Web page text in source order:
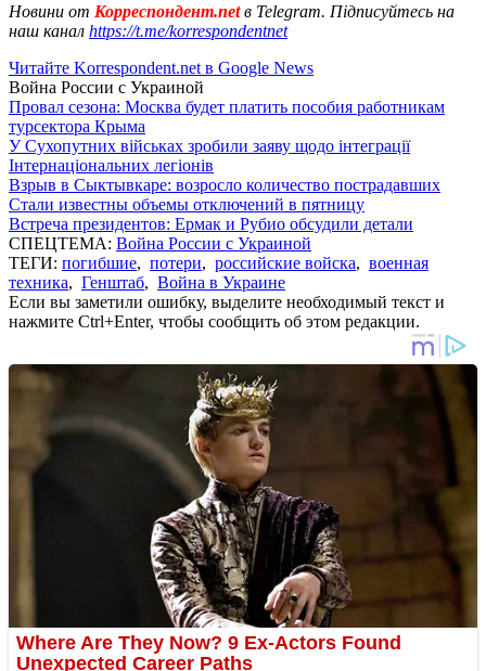
Новини от Корреспондент.netв Telegram. Підписуйтесь на
наш канал https://t.me/korrespondentnet
Читайте Korrespondent.net в Google News
Война России с Украиной
Провал сезона: Москва будет платить пособия работникам
турсектора Крыма
У Сухопутних військах зробили заяву щодо інтеграції
Інтернаціональних легіонів
Взрыв в Сыктывкаре: возросло количество пострадавших
Стали известны объемы отключений в пятницу
Встреча президентов: Ермак и Рубио обсудили детали
СПЕЦТЕМА: Война России с Украиной
ТЕГИ: погибшие, потери, российские войска, военная
техника, Генштаб, Война в Украине
Если вы заметили ошибку, выделите необходимый текст и
нажмите Ctrl+Enter, чтобы сообщить об этом редакции.